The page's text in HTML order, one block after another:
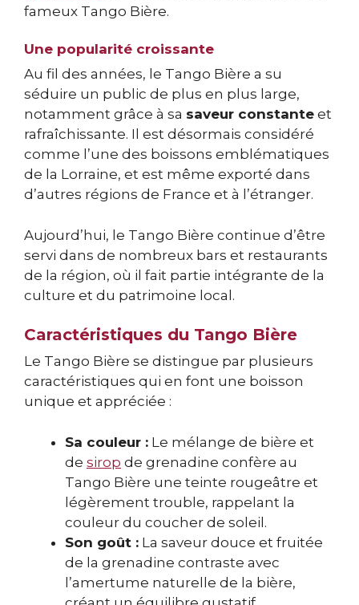
fameux Tango Bière.
Une popularité croissante
Au fil des années, le Tango Bière a su
séduire un public de plus en plus large,
notamment grâce à sa saveur constante et
rafraîchissante. Il est désormais considéré
comme l’une des boissons emblématiques
de la Lorraine, et est même exporté dans
d’autres régions de France et à l’étranger.
Aujourd’hui, le Tango Bière continue d’être
servi dans de nombreux bars et restaurants
de la région, où il fait partie intégrante de la
culture et du patrimoine local.
Caractéristiques du Tango Bière
Le Tango Bière se distingue par plusieurs
caractéristiques qui en font une boisson
unique et appréciée :
Sa couleur : Le mélange de bière et
de sirop de grenadine confère au
Tango Bière une teinte rougeâtre et
légèrement trouble, rappelant la
couleur du coucher de soleil.
Son goût : La saveur douce et fruitée
de la grenadine contraste avec
l’amertume naturelle de la bière,